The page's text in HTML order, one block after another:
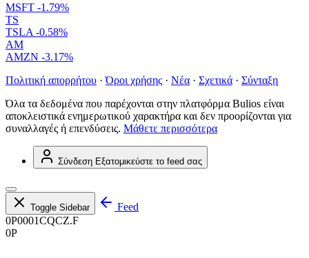
MSFT -1.79%
TS
TSLA -0.58%
AM
AMZN -3.17%
Πολιτική απορρήτου · Όροι χρήσης · Νέα · Σχετικά · Σύνταξη
Όλα τα δεδομένα που παρέχονται στην πλατφόρμα Bulios είναι
αποκλειστικά ενημερωτικού χαρακτήρα και δεν προορίζονται για
συναλλαγές ή επενδύσεις. Μάθετε περισσότερα
Σύνδεση Εξατομικεύστε το feed σας
Toggle Sidebar
Feed
0P0001CQCZ.F
0P